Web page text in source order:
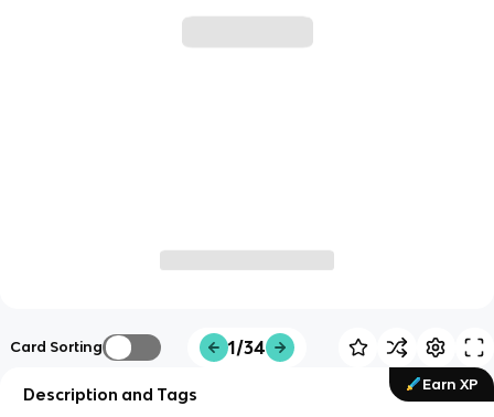
Card Sorting 1/34
Earn XP
Description and Tags